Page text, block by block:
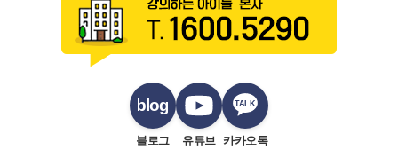
blog
블로그 유튜브
TALK
카카오톡